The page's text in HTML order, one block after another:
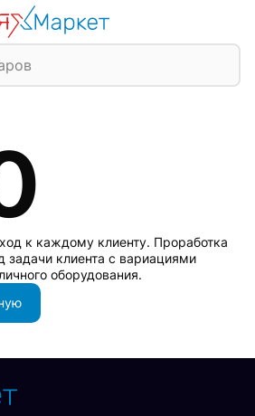
к каждому клиенту. Проработка
задачи клиента с вариациями
оборудования.